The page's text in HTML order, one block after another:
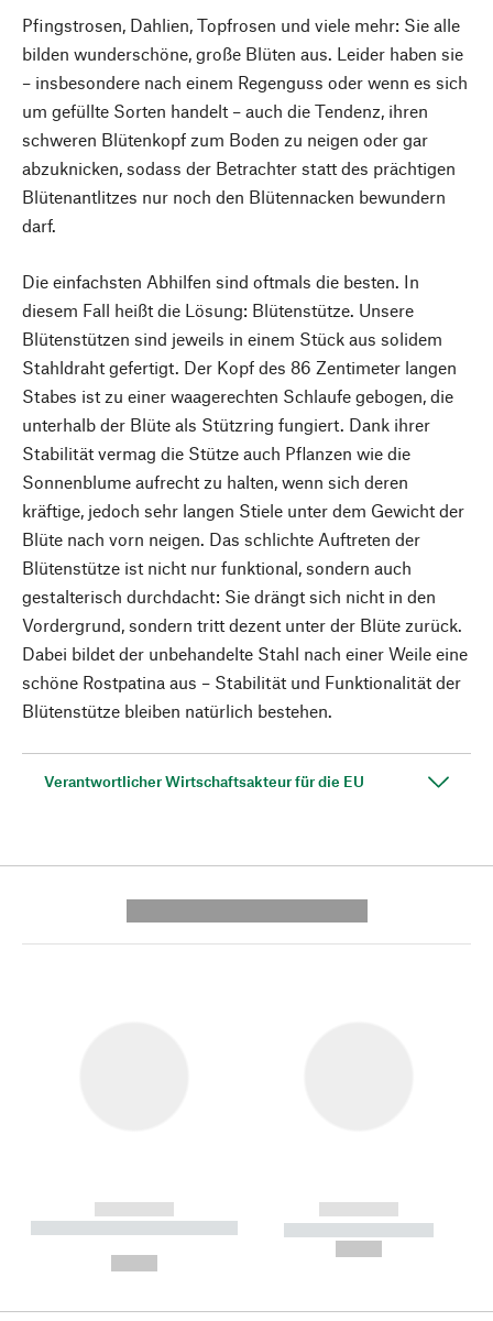
Pfingstrosen, Dahlien, Topfrosen und viele mehr: Sie alle
bilden wunderschöne, große Blüten aus. Leider haben sie
– insbesondere nach einem Regenguss oder wenn es sich
um gefüllte Sorten handelt – auch die Tendenz, ihren
schweren Blütenkopf zum Boden zu neigen oder gar
abzuknicken, sodass der Betrachter statt des prächtigen
Blütenantlitzes nur noch den Blütennacken bewundern
darf.
Die einfachsten Abhilfen sind oftmals die besten. In
diesem Fall heißt die Lösung: Blütenstütze. Unsere
Blütenstützen sind jeweils in einem Stück aus solidem
Stahldraht gefertigt. Der Kopf des 86 Zentimeter langen
Stabes ist zu einer waagerechten Schlaufe gebogen, die
unterhalb der Blüte als Stützring fungiert. Dank ihrer
Stabilität vermag die Stütze auch Pflanzen wie die
Sonnenblume aufrecht zu halten, wenn sich deren
kräftige, jedoch sehr langen Stiele unter dem Gewicht der
Blüte nach vorn neigen. Das schlichte Auftreten der
Blütenstütze ist nicht nur funktional, sondern auch
gestalterisch durchdacht: Sie drängt sich nicht in den
Vordergrund, sondern tritt dezent unter der Blüte zurück.
Dabei bildet der unbehandelte Stahl nach einer Weile eine
schöne Rostpatina aus – Stabilität und Funktionalität der
Blütenstütze bleiben natürlich bestehen.
Verantwortlicher Wirtschaftsakteur für die EU
------------
----------- ----------- --------
------------
----------- -----------